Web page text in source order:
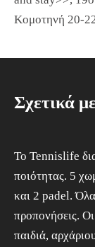
Κομοτηνή 20-
Σχετικά
To Tennislife
ποιότητας. 5
και 2 padel. Όλα
προπονήσεις.
παιδιά,